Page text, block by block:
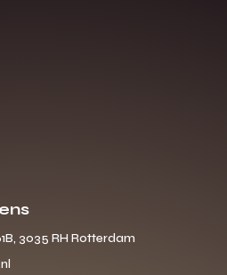
3035 RH Rotterdam